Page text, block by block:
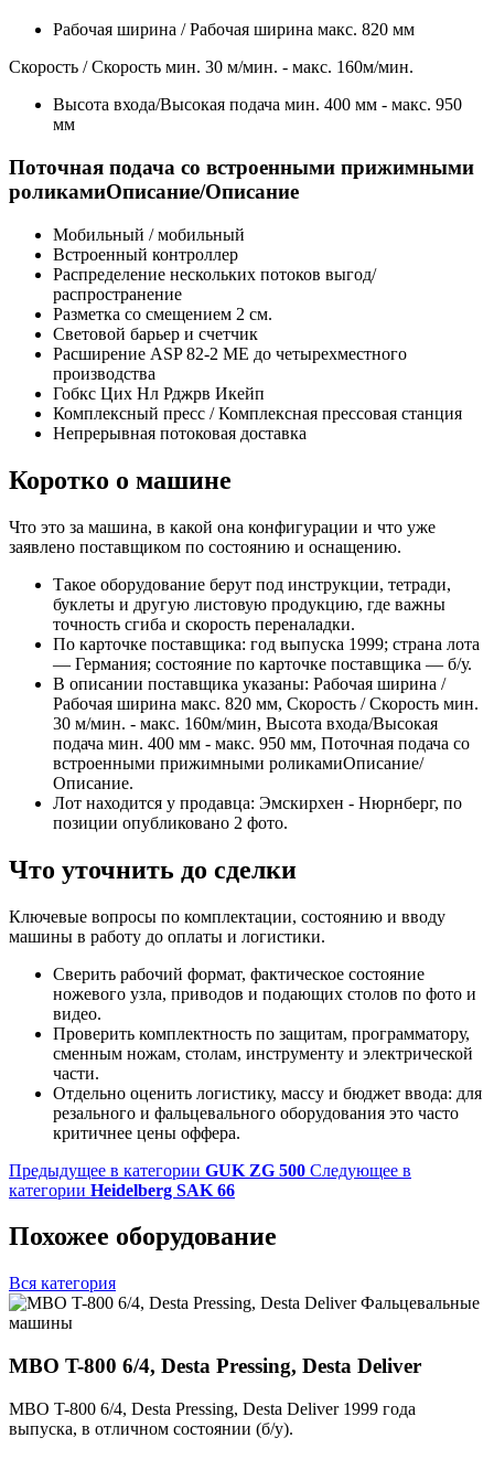
Рабочая ширина / Рабочая ширина макс. 820 мм
Скорость / Скорость мин. 30 м/мин. - макс. 160м/мин.
Высота входа/Высокая подача мин. 400 мм - макс. 950
мм
Поточная подача со встроенными прижимными
роликамиОписание/Описание
Мобильный / мобильный
Встроенный контроллер
Распределение нескольких потоков выгод/
распространение
Разметка со смещением 2 см.
Световой барьер и счетчик
Расширение ASP 82-2 ME до четырехместного
производства
Гобкс Цих Нл Рджрв Икейп
Комплексный пресс / Комплексная прессовая станция
Непрерывная потоковая доставка
Коротко о машине
Что это за машина, в какой она конфигурации и что уже
заявлено поставщиком по состоянию и оснащению.
Такое оборудование берут под инструкции, тетради,
буклеты и другую листовую продукцию, где важны
точность сгиба и скорость переналадки.
По карточке поставщика: год выпуска 1999; страна лота
— Германия; состояние по карточке поставщика — б/у.
В описании поставщика указаны: Рабочая ширина /
Рабочая ширина макс. 820 мм, Скорость / Скорость мин.
30 м/мин. - макс. 160м/мин, Высота входа/Высокая
подача мин. 400 мм - макс. 950 мм, Поточная подача со
встроенными прижимными роликамиОписание/
Описание.
Лот находится у продавца: Эмскирхен - Нюрнберг, по
позиции опубликовано 2 фото.
Что уточнить до сделки
Ключевые вопросы по комплектации, состоянию и вводу
машины в работу до оплаты и логистики.
Сверить рабочий формат, фактическое состояние
ножевого узла, приводов и подающих столов по фото и
видео.
Проверить комплектность по защитам, программатору,
сменным ножам, столам, инструменту и электрической
части.
Отдельно оценить логистику, массу и бюджет ввода: для
резального и фальцевального оборудования это часто
критичнее цены оффера.
Предыдущее в категории GUK ZG 500 Следующее в
категории Heidelberg SAK 66
Похожее оборудование
Вся категория
Фальцевальные
машины
MBO T-800 6/4, Desta Pressing, Desta Deliver
MBO T-800 6/4, Desta Pressing, Desta Deliver 1999 года
выпуска, в отличном состоянии (б/у).